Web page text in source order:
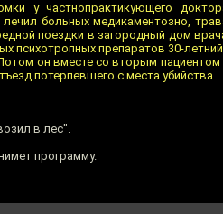
у частнопрактикующего
больных медикаментозно,
поездки в загородный дом
психотропных препаратов 30-
он вместе со вторым пациентом
потерпевшего с места убийства.
в лес".
программу.